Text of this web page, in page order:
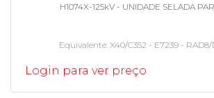
H1074X-125kV - UNIDADE SELADA
Equivalente X40/C352 - E7239 -
Login para ver preço